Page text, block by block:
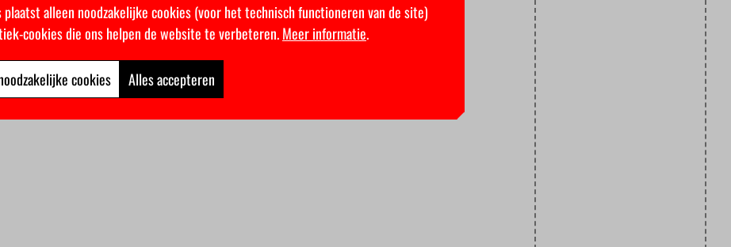
plaatst alleen noodzakelijke cookies (voor het technisch functioneren van de site)
cookies die ons helpen de website te verbeteren.Meer informatie.
cookies Alles accepteren